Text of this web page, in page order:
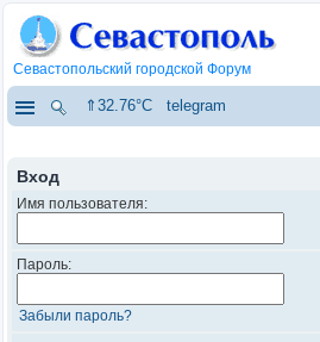
Севастопольский городской Форум
⇑32.76°C telegram
Вход
Имя пользователя:
Пароль:
Забыли пароль?